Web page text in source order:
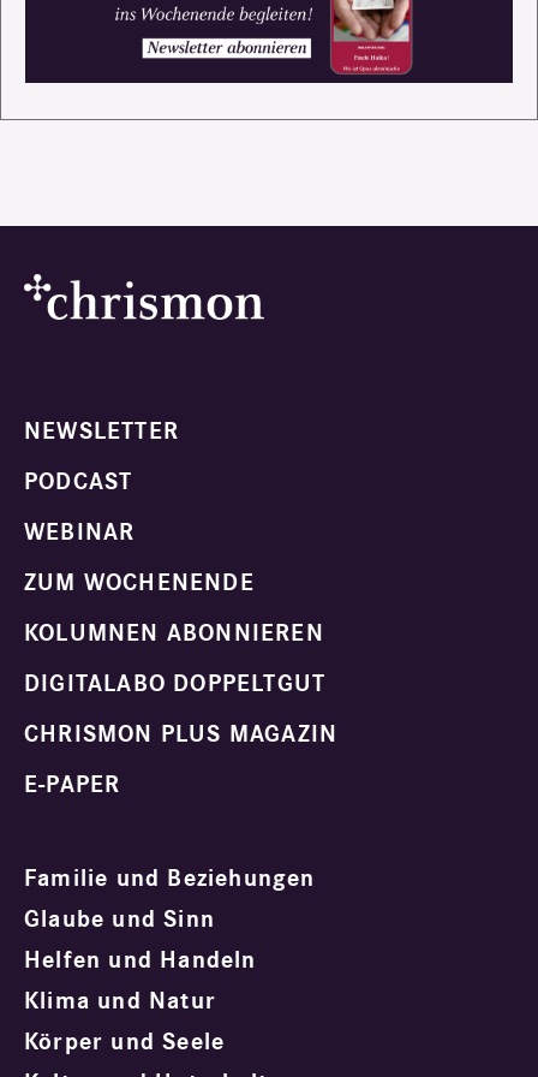
NEWSLETTER
PODCAST
WEBINAR
ZUM WOCHENENDE
KOLUMNEN ABONNIEREN
DIGITALABO DOPPELTGUT
CHRISMON PLUS MAGAZIN
E-PAPER
Familie und Beziehungen
Glaube und Sinn
Helfen und Handeln
Klima und Natur
Körper und Seele